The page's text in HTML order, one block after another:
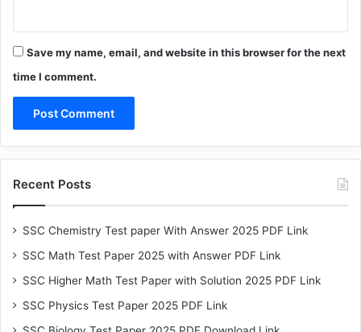
Save my name, email, and website in this browser for the next
time I comment.
Recent Posts
SSC Chemistry Test paper With Answer 2025 PDF Link
SSC Math Test Paper 2025 with Answer PDF Link
SSC Higher Math Test Paper with Solution 2025 PDF Link
SSC Physics Test Paper 2025 PDF Link